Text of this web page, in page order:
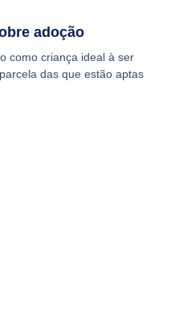
adoção
como criança ideal à ser
das que estão aptas